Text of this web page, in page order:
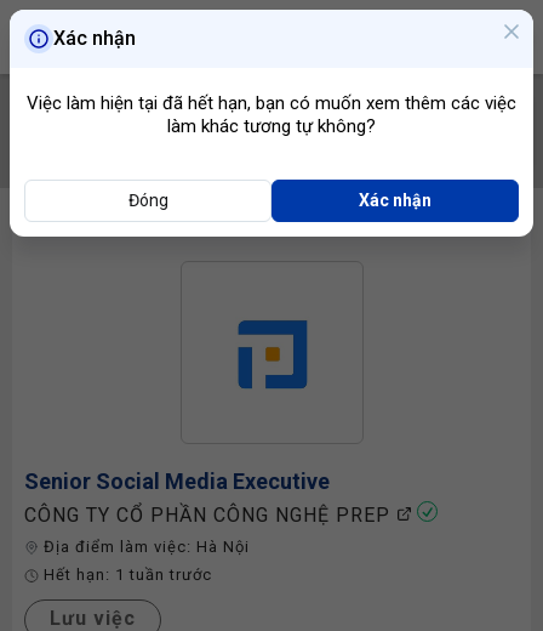
Senior Social Media Executive
CÔNG TY CỔ PHẦN CÔNG NGHỆ PREP
Địa điểm làm việc: Hà Nội
Hết hạn: 1 tuần trước
Lưu việc
Xác nhận
Việc làm hiện tại đã hết hạn, bạn có muốn xem thêm các việc
làm khác tương tự không?
Đóng Xác nhận